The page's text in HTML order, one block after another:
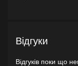
Відгуки
Відгуків поки що